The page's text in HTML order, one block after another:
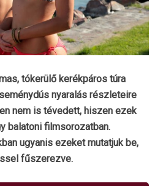
tókerülő kerékpáros túra
nyaralás részleteire
nem is tévedett, hiszen ezek
balatoni filmsorozatban.
ugyanis ezeket mutatjuk be,
fűszerezve.